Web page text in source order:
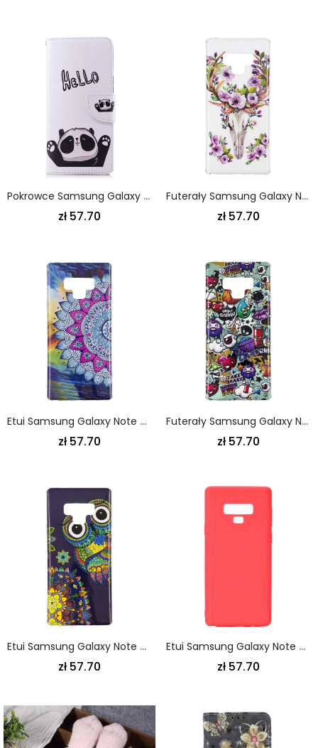
Pokrowce Samsung Galaxy Note 9 Witaj Panda
zł 57.70
Futerały Samsung Galaxy Note 9 Etui Na Telefon Fluorescencyjny Kwiecisty Łoś
zł 57.70
Etui Samsung Galaxy Note 9 Fluorescencyjna Sowa Mandala
zł 57.70
Futerały Samsung Galaxy Note 9 Etui Na Telefon Fluorescencyjne Szaleństwo
zł 57.70
Etui Samsung Galaxy Note 9 Fluorescencyjna Sowa Mandala
zł 57.70
Etui Samsung Galaxy Note 9 Biały Czarny Miękki Mat
zł 57.70